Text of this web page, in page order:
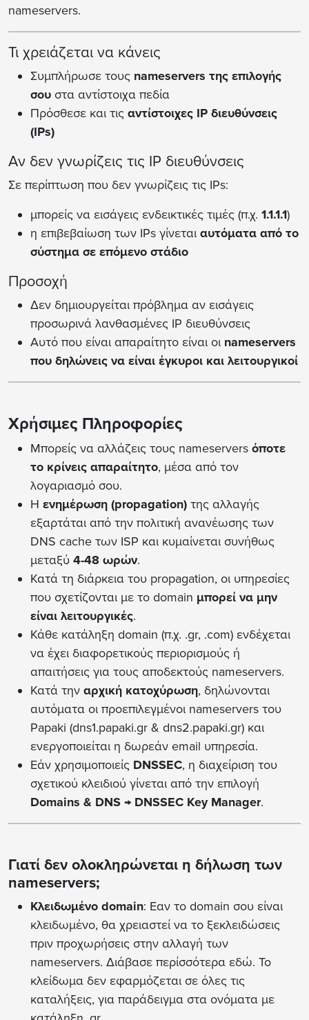
nameservers.
Τι χρειάζεται να κάνεις
Συμπλήρωσε τους nameservers της επιλογής
σου στα αντίστοιχα πεδία
Πρόσθεσε και τις αντίστοιχες IP διευθύνσεις
(IPs)
Αν δεν γνωρίζεις τις IP διευθύνσεις
Σε περίπτωση που δεν γνωρίζεις τις IPs:
μπορείς να εισάγεις ενδεικτικές τιμές (π.χ. 1.1.1.1)
η επιβεβαίωση των IPs γίνεται αυτόματα από το
σύστημα σε επόμενο στάδιο
Προσοχή
Δεν δημιουργείται πρόβλημα αν εισάγεις
προσωρινά λανθασμένες IP διευθύνσεις
Αυτό που είναι απαραίτητο είναι οι nameservers
που δηλώνεις να είναι έγκυροι και λειτουργικοί
Χρήσιμες Πληροφορίες
Μπορείς να αλλάζεις τους nameservers όποτε
το κρίνεις απαραίτητο, μέσα από τον
λογαριασμό σου.
Η ενημέρωση (propagation) της αλλαγής
εξαρτάται από την πολιτική ανανέωσης των
DNS cache των ISP και κυμαίνεται συνήθως
μεταξύ 4-48 ωρών.
Κατά τη διάρκεια του propagation, οι υπηρεσίες
που σχετίζονται με το domain μπορεί να μην
είναι λειτουργικές.
Κάθε κατάληξη domain (π.χ. .gr, .com) ενδέχεται
να έχει διαφορετικούς περιορισμούς ή
απαιτήσεις για τους αποδεκτούς nameservers.
Κατά την αρχική κατοχύρωση, δηλώνονται
αυτόματα οι προεπιλεγμένοι nameservers του
Papaki (dns1.papaki.gr & dns2.papaki.gr) και
ενεργοποιείται η δωρεάν email υπηρεσία.
Εάν χρησιμοποιείς DNSSEC, η διαχείριση του
σχετικού κλειδιού γίνεται από την επιλογή
Domains & DNS → DNSSEC Key Manager.
Γιατί δεν ολοκληρώνεται η δήλωση των
nameservers;
Κλειδωμένο domain: Εαν το domain σου είναι
κλειδωμένο, θα χρειαστεί να το ξεκλειδώσεις
πριν προχωρήσεις στην αλλαγή των
nameservers. Διάβασε περίσσότερα εδώ. Το
κλείδωμα δεν εφαρμόζεται σε όλες τις
καταλήξεις, για παράδειγμα στα ονόματα με